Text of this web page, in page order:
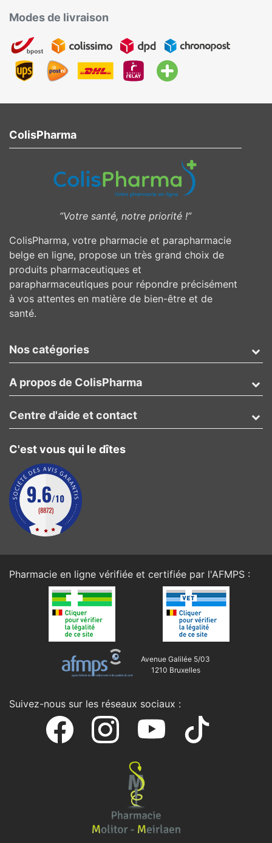
Modes de livraison
ColisPharma
”Votre santé, notre priorité !”
ColisPharma, votre pharmacie et parapharmacie
belge en ligne, propose un très grand choix de
produits pharmaceutiques et
parapharmaceutiques pour répondre précisément
à vos attentes en matière de bien-être et de
santé.
Nos catégories
A propos de ColisPharma
C'est vous qui le dîtes
Centre d'aide et contact
Pharmacie en ligne vérifiée et certifiée par l'AFMPS :
Avenue Galilée 5/03
1210 Bruxelles
Suivez-nous sur les réseaux sociaux :